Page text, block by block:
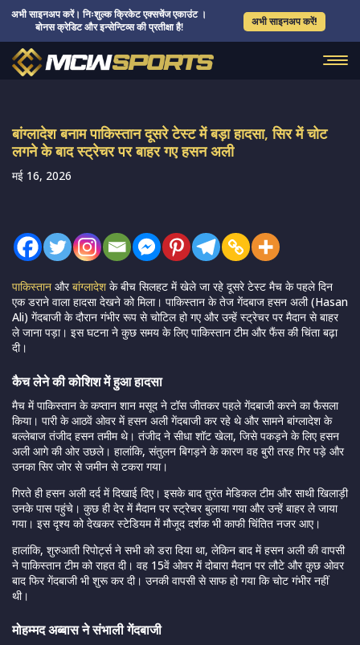
अभी साइनअप करें। निःशुल्क क्रिकेट एक्सचेंज एकाउंट ।
बोनस क्रेडिट और इन्सेन्टिव्स की प्रतीक्षा है!
अभी साइनअप करें!
बांग्लादेश बनाम पाकिस्तान दूसरे टेस्ट में बड़ा हादसा, सिर में चोट
लगने के बाद स्ट्रेचर पर बाहर गए हसन अली
मई 16, 2026
पाकिस्तान औरबांग्लादेश के बीच सिलहट में खेले जा रहे दूसरे टेस्ट मैच के पहले दिन
एक डराने वाला हादसा देखने को मिला। पाकिस्तान के तेज गेंदबाज हसन अली (Hasan
Ali) गेंदबाजी के दौरान गंभीर रूप से चोटिल हो गए और उन्हें स्ट्रेचर पर मैदान से बाहर
ले जाना पड़ा। इस घटना ने कुछ समय के लिए पाकिस्तान टीम और फैंस की चिंता बढ़ा
दी।
कैच लेने की कोशिश में हुआ हादसा
मैच में पाकिस्तान के कप्तान शान मसूद ने टॉस जीतकर पहले गेंदबाजी करने का फैसला
किया। पारी के आठवें ओवर में हसन अली गेंदबाजी कर रहे थे और सामने बांग्लादेश के
बल्लेबाज तंजीद हसन तमीम थे। तंजीद ने सीधा शॉट खेला, जिसे पकड़ने के लिए हसन
अली आगे की ओर उछले। हालांकि, संतुलन बिगड़ने के कारण वह बुरी तरह गिर पड़े और
उनका सिर जोर से जमीन से टकरा गया।
गिरते ही हसन अली दर्द में दिखाई दिए। इसके बाद तुरंत मेडिकल टीम और साथी खिलाड़ी
उनके पास पहुंचे। कुछ ही देर में मैदान पर स्ट्रेचर बुलाया गया और उन्हें बाहर ले जाया
गया। इस दृश्य को देखकर स्टेडियम में मौजूद दर्शक भी काफी चिंतित नजर आए।
हालांकि, शुरुआती रिपोर्ट्स ने सभी को डरा दिया था, लेकिन बाद में हसन अली की वापसी
ने पाकिस्तान टीम को राहत दी। वह 15वें ओवर में दोबारा मैदान पर लौटे और कुछ ओवर
बाद फिर गेंदबाजी भी शुरू कर दी। उनकी वापसी से साफ हो गया कि चोट गंभीर नहीं
थी।
मोहम्मद अब्बास ने संभाली गेंदबाजी